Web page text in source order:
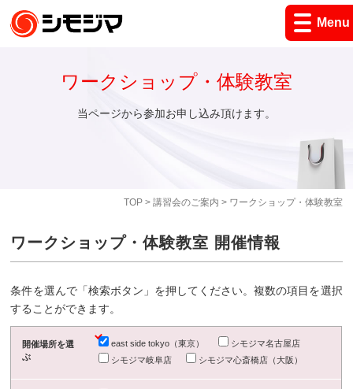
Menu
TOP> 講習会のご案内 > ワークショップ・体験教室
ワークショップ・体験教室
当ページから参加お申し込み頂けます。
ワークショップ・体験教室 開催情報
条件を選んで「検索ボタン」を押してください。複数の項目を選択
することができます。
開催場所を選
ぶ
east side tokyo（東京）
シモジマ名古屋店
シモジマ岐阜店
シモジマ心斎橋店（大阪）